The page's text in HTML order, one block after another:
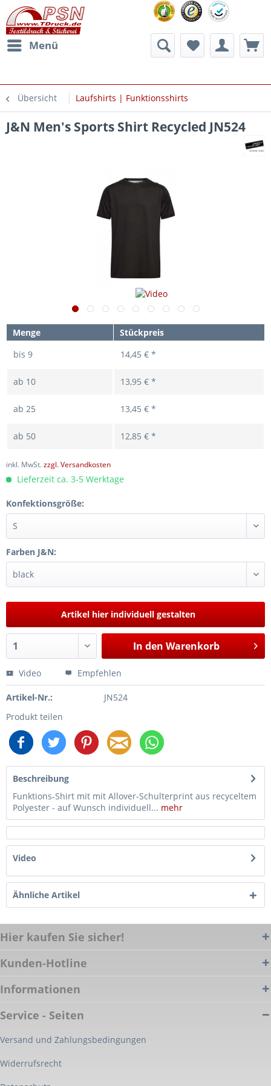
Menü
Übersicht Laufshirts | Funktionsshirts
J&N Men's Sports Shirt Recycled JN524
Menge
Stückpreis
bis 9 14,45 € *
ab 10 13,95 € *
ab 25 13,45 € *
ab 50 12,85 € *
inkl. MwSt.zzgl. Versandkosten
Lieferzeit ca. 3-5 Werktage
Konfektionsgröße:
Farben J&N:
Artikel hier individuell gestalten
In den Warenkorb
Video Empfehlen
Artikel-Nr.:
JN524
Produkt teilen
Beschreibung
Funktions-Shirt mit mit Allover-Schulterprint aus recyceltem
Polyester - auf Wunsch individuell... mehr
Video
Ähnliche Artikel
Hier kaufen Sie sicher!
Kunden-Hotline
Informationen
Service - Seiten
Versand und Zahlungsbedingungen
Widerrufsrecht